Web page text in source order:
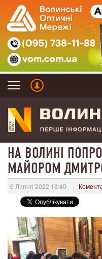
НА ВОЛИНІ
МАЙОРОМ
6 Липня 2022 18:40